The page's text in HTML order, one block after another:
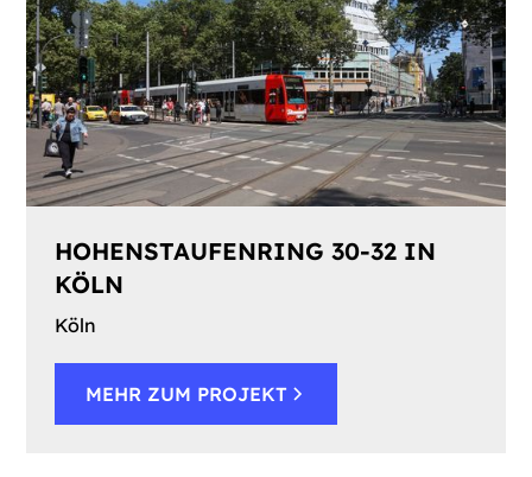
HOHENSTAUFENRING 30-32 IN
KÖLN
Köln
MEHR ZUM PROJEKT